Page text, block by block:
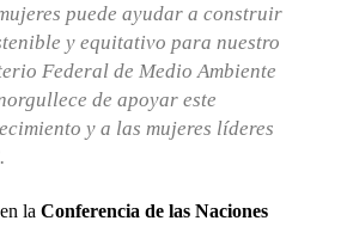
puede ayudar a construir
y equitativo para nuestro
Federal de Medio Ambiente
de apoyar este
y a las mujeres líderes
la Conferencia de las Naciones